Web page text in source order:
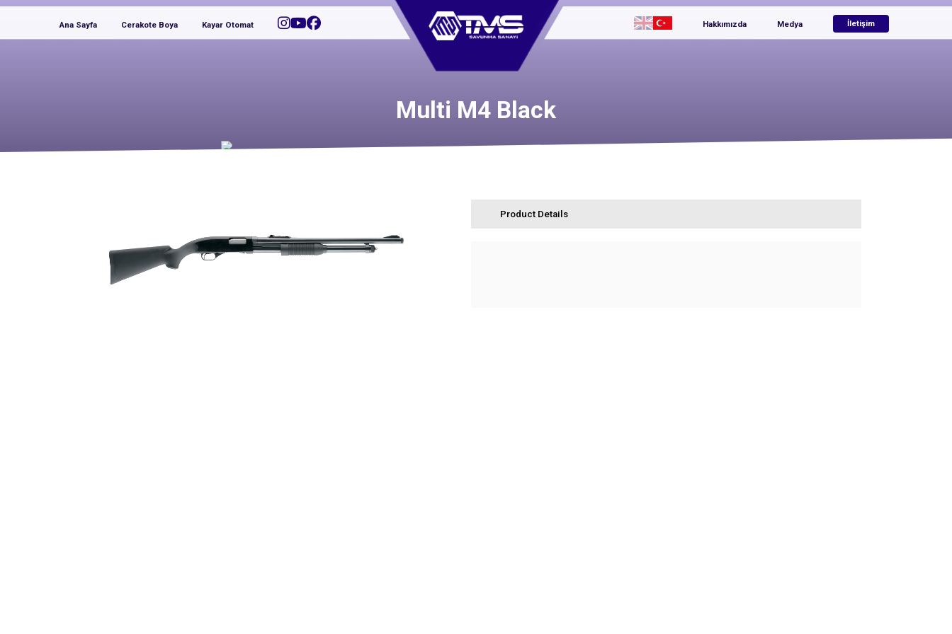
Ana Sayfa Cerakote Boya Kayar Otomat Hakkımızda Medya İletişim
Multi M4 Black
Product Details